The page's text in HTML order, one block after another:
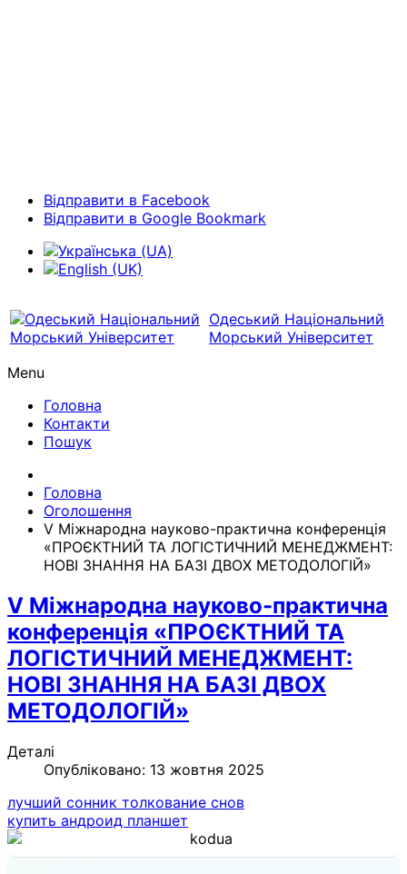
Відправити в Facebook
Відправити в Google Bookmark
Одеський Національний
Морський Університет
Menu
Головна
Контакти
Пошук
Головна
Оголошення
V Міжнародна науково-практична конференція
«ПРОЄКТНИЙ ТА ЛОГІСТИЧНИЙ МЕНЕДЖМЕНТ:
НОВІ ЗНАННЯ НА БАЗІ ДВОХ МЕТОДОЛОГІЙ»
V Міжнародна науково-практична
конференція «ПРОЄКТНИЙ ТА
ЛОГІСТИЧНИЙ МЕНЕДЖМЕНТ:
НОВІ ЗНАННЯ НА БАЗІ ДВОХ
МЕТОДОЛОГІЙ»
Деталі
Опубліковано: 13 жовтня 2025
лучший сонник толкование снов
купить андроид планшет